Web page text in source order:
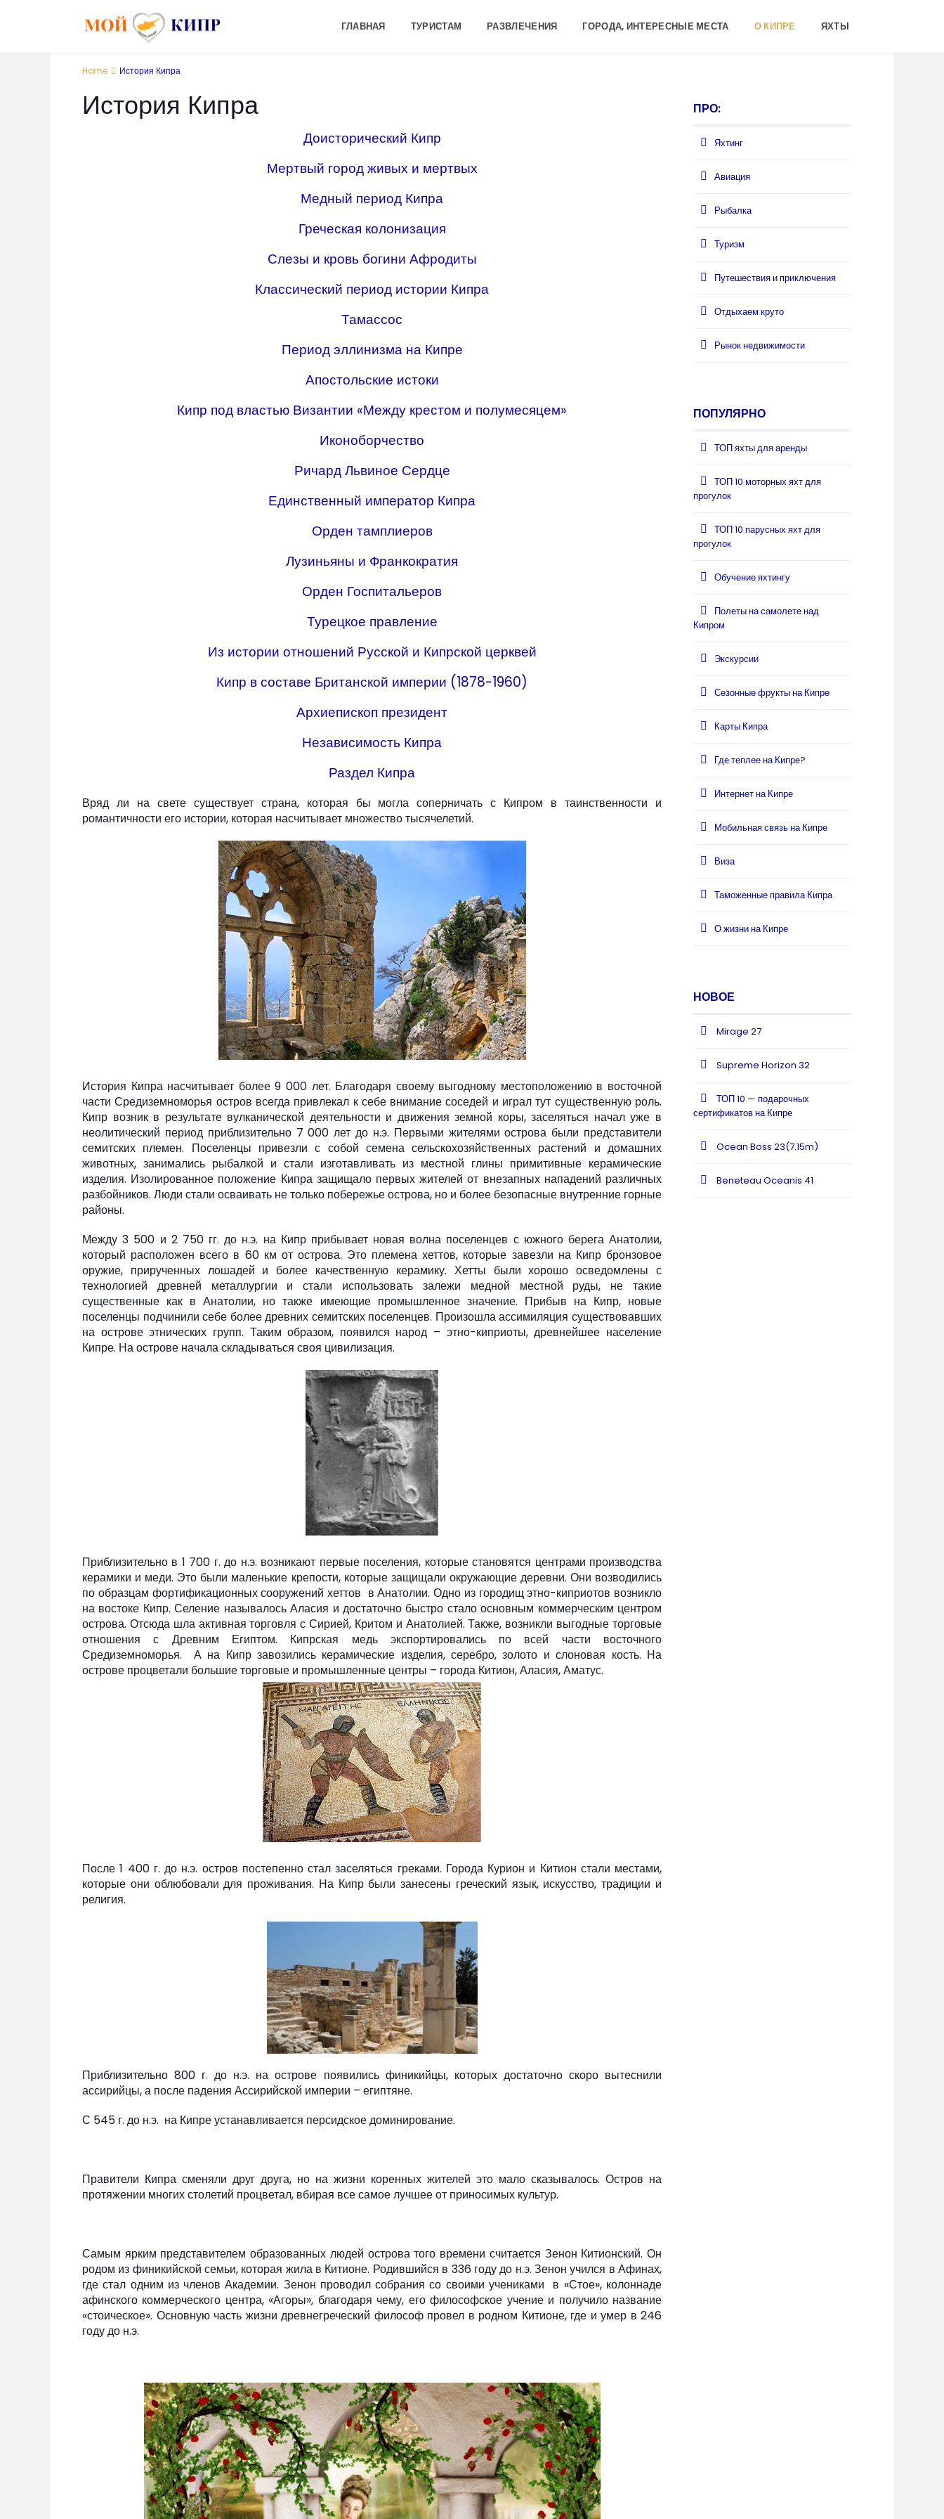
ГЛАВНАЯ ТУРИСТАМ РАЗВЛЕЧЕНИЯ ГОРОДА, ИНТЕРЕСНЫЕ МЕСТА О КИПРЕ ЯХТЫ
Home История Кипра
История Кипра
Доисторический Кипр
Мертвый город живых и мертвых
Медный период Кипра
Греческая колонизация
Слезы и кровь богини Афродиты
Классический период истории Кипра
Тамассос
Период эллинизма на Кипре
Апостольские истоки
Кипр под властью Византии «Между крестом и полумесяцем»
Иконоборчество
Ричард Львиное Сердце
Единственный император Кипра
Орден тамплиеров
Лузиньяны и Франкократия
Орден Госпитальеров
Турецкое правление
Из истории отношений Русской и Кипрской церквей
Кипр в составе Британской империи (1878-1960)
Архиепископ президент
Независимость Кипра
Раздел Кипра
Вряд ли на свете существует страна, которая бы могла соперничать с Кипром в таинственности и
романтичности его истории, которая насчитывает множество тысячелетий.
История Кипра насчитывает более 9 000 лет. Благодаря своему выгодному местоположению в восточной
части Средиземноморья остров всегда привлекал к себе внимание соседей и играл тут существенную роль.
Кипр возник в результате вулканической деятельности и движения земной коры, заселяться начал уже в
неолитический период приблизительно 7 000 лет до н.э. Первыми жителями острова были представители
семитских племен. Поселенцы привезли с собой семена сельскохозяйственных растений и домашних
животных, занимались рыбалкой и стали изготавливать из местной глины примитивные керамические
изделия. Изолированное положение Кипра защищало первых жителей от внезапных нападений различных
разбойников. Люди стали осваивать не только побережье острова, но и более безопасные внутренние горные
районы.
Между 3 500 и 2 750 гг. до н.э. на Кипр прибывает новая волна поселенцев с южного берега Анатолии,
который расположен всего в 60 км от острова. Это племена хеттов, которые завезли на Кипр бронзовое
оружие, прирученных лошадей и более качественную керамику. Хетты были хорошо осведомлены с
технологией древней металлургии и стали использовать залежи медной местной руды, не такие
существенные как в Анатолии, но также имеющие промышленное значение. Прибыв на Кипр, новые
поселенцы подчинили себе более древних семитских поселенцев. Произошла ассимиляция существовавших
на острове этнических групп. Таким образом, появился народ – этно-киприоты, древнейшее население
Кипре. На острове начала складываться своя цивилизация.
Приблизительно в 1 700 г. до н.э. возникают первые поселения, которые становятся центрами производства
керамики и меди. Это были маленькие крепости, которые защищали окружающие деревни. Они возводились
по образцам фортификационных сооружений хеттов в Анатолии. Одно из городищ этно-киприотов возникло
на востоке Кипр. Селение называлось Аласия и достаточно быстро стало основным коммерческим центром
острова. Отсюда шла активная торговля с Сирией, Критом и Анатолией. Также, возникли выгодные торговые
отношения с Древним Египтом. Кипрская медь экспортировались по всей части восточного
Средиземноморья. А на Кипр завозились керамические изделия, серебро, золото и слоновая кость. На
острове процветали большие торговые и промышленные центры – города Китион, Аласия, Аматус.
После 1 400 г. до н.э. остров постепенно стал заселяться греками. Города Курион и Китион стали местами,
которые они облюбовали для проживания. На Кипр были занесены греческий язык, искусство, традиции и
религия.
Приблизительно 800 г. до н.э. на острове появились финикийцы, которых достаточно скоро вытеснили
ассирийцы, а после падения Ассирийской империи – египтяне.
С 545 г. до н.э. на Кипре устанавливается персидское доминирование.
Правители Кипра сменяли друг друга, но на жизни коренных жителей это мало сказывалось. Остров на
протяжении многих столетий процветал, вбирая все самое лучшее от приносимых культур.
Самым ярким представителем образованных людей острова того времени считается Зенон Китионский. Он
родом из финикийской семьи, которая жила в Китионе. Родившийся в 336 году до н.э. Зенон учился в Афинах,
где стал одним из членов Академии. Зенон проводил собрания со своими учениками в «Стое», колоннаде
афинского коммерческого центра, «Агоры», благодаря чему, его философское учение и получило название
«стоическое». Основную часть жизни древнегреческий философ провел в родном Китионе, где и умер в 246
году до н.э.
ПРО:
Яхтинг
Авиация
Рыбалка
Туризм
Путешествия и приключения
Отдыхаем круто
Рынок недвижимости
ПОПУЛЯРНО
ТОП яхты для аренды
ТОП 10 моторных яхт для
прогулок
ТОП 10 парусных яхт для
прогулок
Обучение яхтингу
Полеты на самолете над
Кипром
Экскурсии
Сезонные фрукты на Кипре
Карты Кипра
Где теплее на Кипре?
Интернет на Кипре
Мобильная связь на Кипре
Виза
Таможенные правила Кипра
О жизни на Кипре
НОВОЕ
Mirage 27
Supreme Horizon 32
ТОП 10 — подарочных
сертификатов на Кипре
Ocean Boss 23(7.15m)
Beneteau Oceanis 41